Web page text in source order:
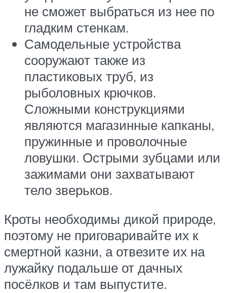
не сможет выбраться из нее по
гладким стенкам.
Самодельные устройства
сооружают также из
пластиковых труб, из
рыболовных крючков.
Сложными конструкциями
являются магазинные капканы,
пружинные и проволочные
ловушки. Острыми зубцами или
зажимами они захватывают
тело зверьков.
Кроты необходимы дикой природе,
поэтому не приговаривайте их к
смертной казни, а отвезите их на
лужайку подальше от дачных
посёлков и там выпустите.